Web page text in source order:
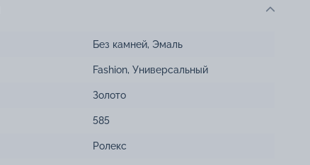
Без камней, Эмаль
Fashion, Универсальный
Золото
585
Ролекс